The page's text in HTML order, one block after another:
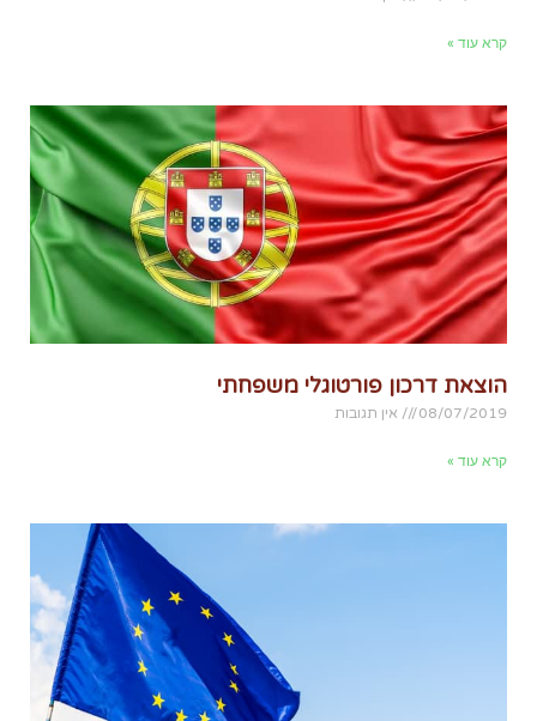
קרא עוד »
הוצאת דרכון פורטוגלי משפחתי
08/07/2019 אין תגובות
קרא עוד »